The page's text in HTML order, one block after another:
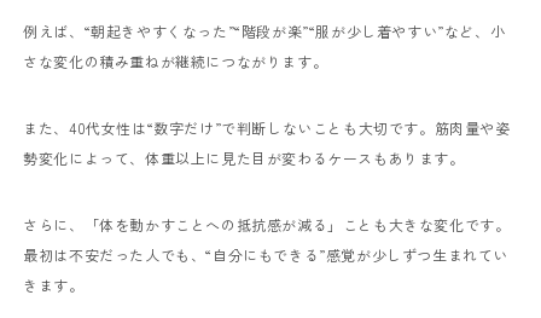
例えば、“朝起きやすくなった”“階段が楽”“服が少し着やすい”など、小
さな変化の積み重ねが継続につながります。
また、40代女性は“数字だけ”で判断しないことも大切です。筋肉量や姿
勢変化によって、体重以上に見た目が変わるケースもあります。
さらに、「体を動かすことへの抵抗感が減る」ことも大きな変化です。
最初は不安だった人でも、“自分にもできる”感覚が少しずつ生まれてい
きます。